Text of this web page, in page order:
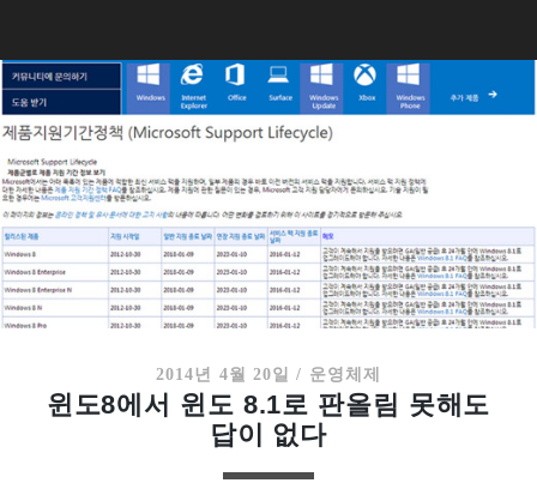
2014년 4월 20일 / 운영체제
윈도8에서 윈도 8.1로 판올림 못해도
답이 없다